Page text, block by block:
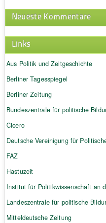
Neueste Kommentare
Links
Aus Politik und Zeitgeschichte
Berliner Tagesspiegel
Berliner Zeitung
Bundeszentrale für politische
Cicero
Deutsche Vereinigung für
FAZ
Hastuzeit
Institut für Politikwissenschaft an
Landeszentrale für politische
Mitteldeutsche Zeitung